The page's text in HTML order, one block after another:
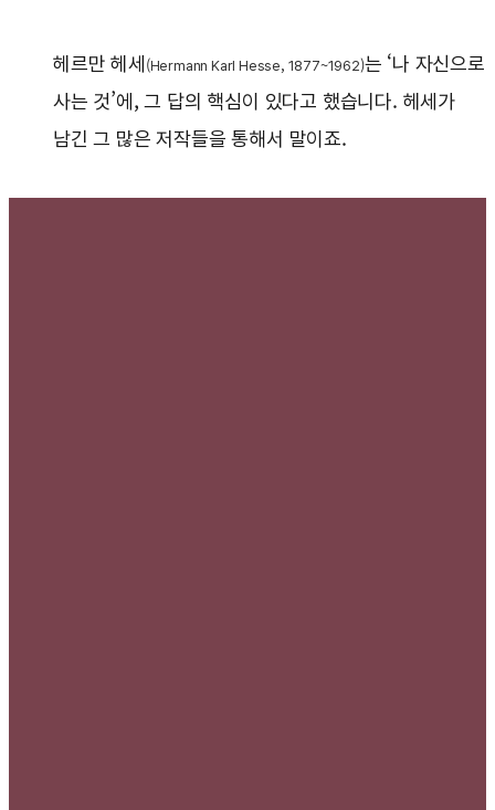
헤르만 헤세 (Hermann Karl Hesse, 1877~1962)는 ‘나 자신으로
사는 것’에, 그 답의 핵심이 있다고 했습니다. 헤세가
남긴 그 많은 저작들을 통해서 말이죠.